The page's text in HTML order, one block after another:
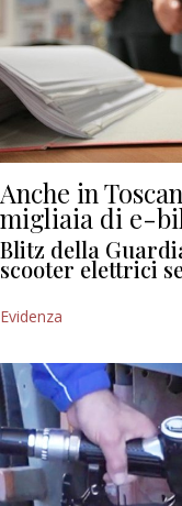
Anche in
migliaia di e-
Blitz della
scooter elettrici
Evidenza